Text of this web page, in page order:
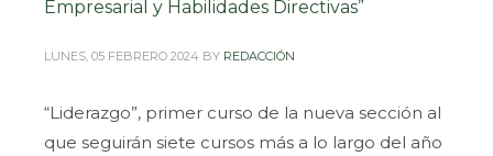
Empresarial y Habilidades Directivas”
LUNES, 05 FEBRERO 2024 BY REDACCIÓN
“Liderazgo”, primer curso de la nueva sección al
que seguirán siete cursos más a lo largo del año